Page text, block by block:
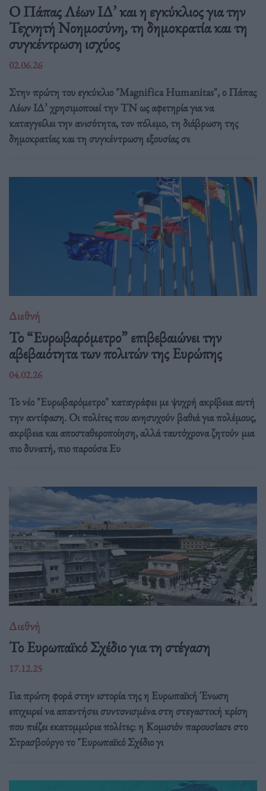
Ο Πάπας Λέων ΙΔ’ και η εγκύκλιος για την
Τεχνητή Νοημοσύνη, τη δημοκρατία και τη
συγκέντρωση ισχύος
02.06.26
Στην πρώτη του εγκύκλιο "Magnifica Humanitas", ο Πάπας
Λέων ΙΔ’ χρησιμοποιεί την ΤΝ ως αφετηρία για να
καταγγείλει την ανισότητα, τον πόλεμο, τη διάβρωση της
δημοκρατίας και τη συγκέντρωση εξουσίας σε
Διεθνή
Το “Ευρωβαρόμετρο” επιβεβαιώνει την
αβεβαιότητα των πολιτών της Ευρώπης
04.02.26
Το νέο "Ευρωβαρόμετρο" καταγράφει με ψυχρή ακρίβεια αυτή
την αντίφαση. Oι πολίτες που ανησυχούν βαθιά για πολέμους,
ακρίβεια και αποσταθεροποίηση, αλλά ταυτόχρονα ζητούν μια
πιο δυνατή, πιο παρούσα Ευ
Διεθνή
Το Ευρωπαϊκό Σχέδιο για τη στέγαση
17.12.25
Για πρώτη φορά στην ιστορία της η Ευρωπαϊκή Ένωση
επιχειρεί να απαντήσει συντονισμένα στη στεγαστική κρίση
που πιέζει εκατομμύρια πολίτες: η Κομισιόν παρουσίασε στο
Στρασβούργο το "Ευρωπαϊκό Σχέδιο γι